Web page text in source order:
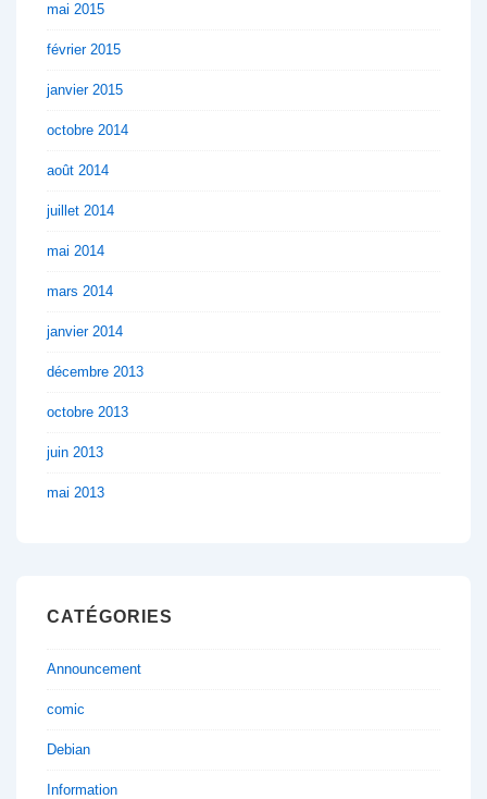
mai 2015
février 2015
janvier 2015
octobre 2014
août 2014
juillet 2014
mai 2014
mars 2014
janvier 2014
décembre 2013
octobre 2013
juin 2013
mai 2013
CATÉGORIES
Announcement
comic
Debian
Information